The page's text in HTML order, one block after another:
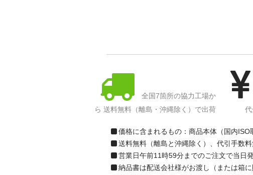
全国7箇所の協力工場か
ら 送料無料（離島・沖縄除く）で出荷
価格に含まれるもの：商品本体（国内
送料無料（離島と沖縄除く）、代引手数
営業日午前11時59分までのご注文で当日
納品書は配送会社様がお渡し（または箱